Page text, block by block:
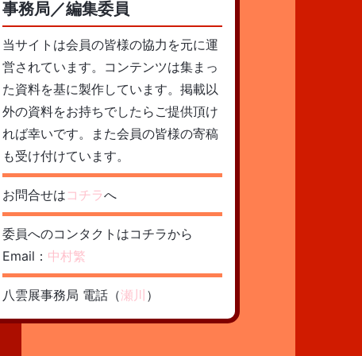
事務局／編集委員
当サイトは会員の皆様の協力を元に運
営されています。コンテンツは集まっ
た資料を基に製作しています。掲載以
外の資料をお持ちでしたらご提供頂け
れば幸いです。また会員の皆様の寄稿
も受け付けています。
お問合せはコチラへ
委員へのコンタクトはコチラから
Email： 中村繁
八雲展事務局 電話（瀬川 ）